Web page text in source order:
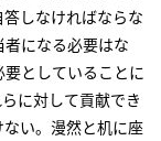
しなければならな
になる必要はな
としていることに
に対して貢献でき
い。漫然と机に座